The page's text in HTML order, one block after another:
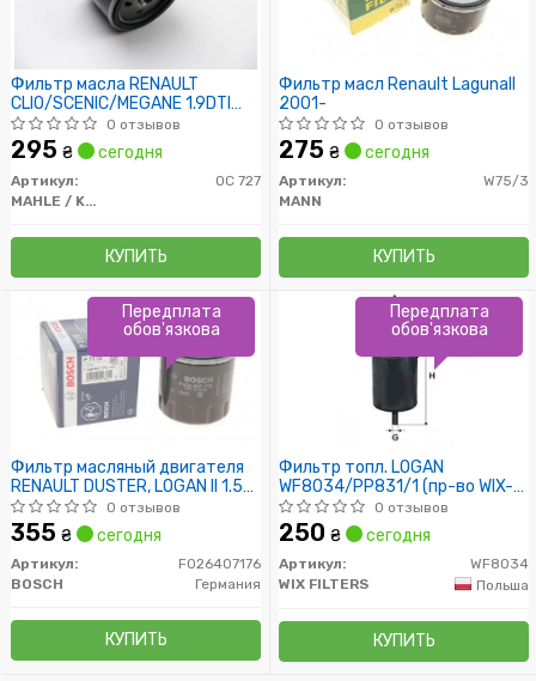
Фильтр масла RENAULT
CLIO/SCENIC/MEGANE 1.9DTI
3/97-8/03, 1.9DCi 4/04-
/H=64mm/
0 отзывов
295 ₴ сегодня
Артикул:
OC 727
MAHLE / KNECHT
КУПИТЬ
Фильтр масл Renault LagunaII
2001-
0 отзывов
275 ₴ сегодня
Артикул:
W75/3
MANN
КУПИТЬ
Фильтр масляный двигателя
RENAULT DUSTER, LOGAN II 1.5
DCI 10- (пр-во BOSCH)
0 отзывов
355 ₴ сегодня
Артикул:
F026407176
BOSCH
Германия
КУПИТЬ
Передплата
обов'язкова
Фильтр топл. LOGAN
WF8034/PP831/1 (пр-во WIX-
Filtron)
0 отзывов
250 ₴ сегодня
Артикул:
WF8034
WIX FILTERS
Польша
КУПИТЬ
Передплата
обов'язкова